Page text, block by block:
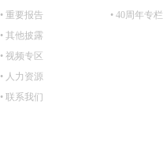
• 重要报告
• 其他披露
• 视频专区
• 人力资源
• 联系我们
• 40周年专栏